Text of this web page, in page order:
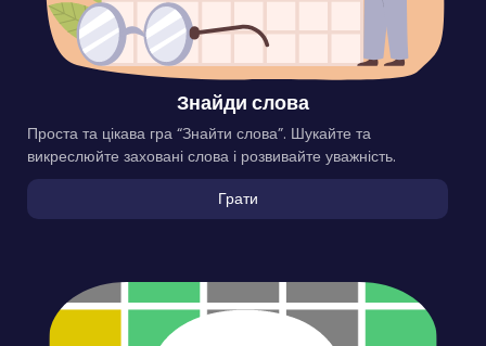
Знайди слова
Проста та цікава гра “Знайти слова”. Шукайте та
викреслюйте заховані слова і розвивайте уважність.
Грати